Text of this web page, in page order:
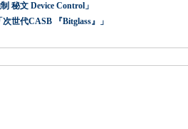
秘文 Device Control」
世代CASB 『Bitglass』」